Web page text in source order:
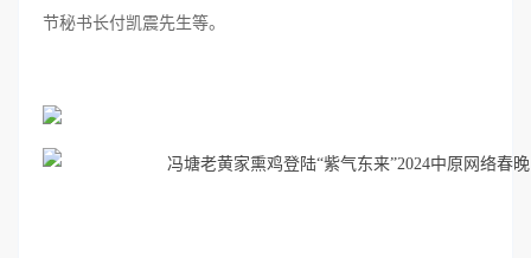
节秘书长付凯震先生等。